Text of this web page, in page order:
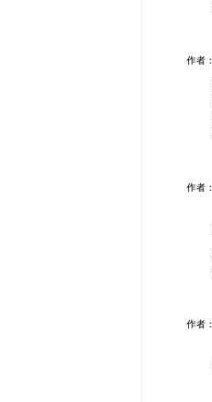
作者：
作者：
作者：